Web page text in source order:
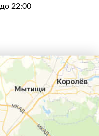
22:00